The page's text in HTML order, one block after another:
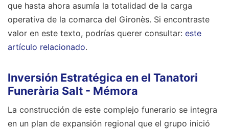
que hasta ahora asumía la totalidad de la carga
operativa de la comarca del Gironès. Si encontraste
valor en este texto, podrías querer consultar: este
artículo relacionado.
Inversión Estratégica en el Tanatori
Funerària Salt - Mémora
La construcción de este complejo funerario se integra
en un plan de expansión regional que el grupo inició